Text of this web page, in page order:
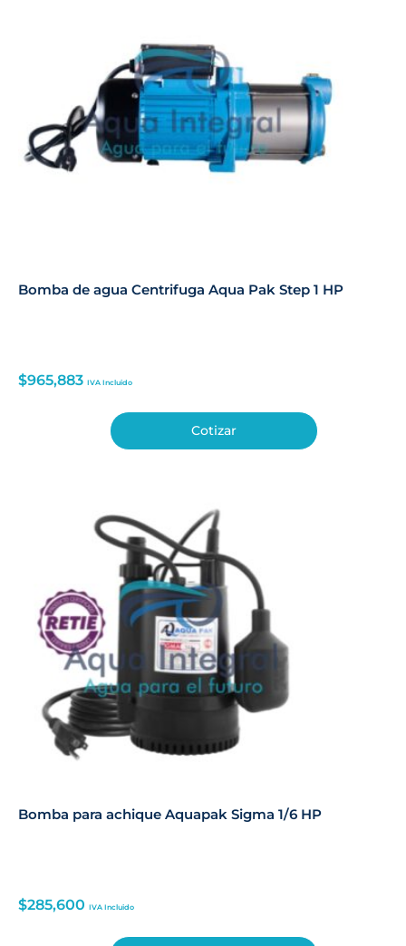
Bomba de agua Centrifuga Aqua Pak Step 1 HP
$965,883 IVA Incluido
Cotizar
Bomba para achique Aquapak Sigma 1/6 HP
$285,600 IVA Incluido